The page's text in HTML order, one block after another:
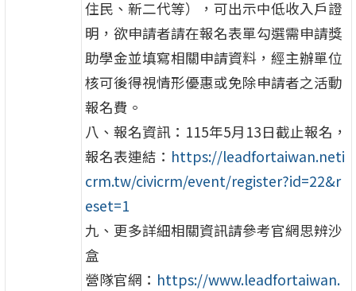
住民、新二代等），可出示中低收入戶證
明，欲申請者請在報名表單勾選需申請獎
助學金並填寫相關申請資料，經主辦單位
核可後得視情形優惠或免除申請者之活動
報名費。
八、報名資訊：115年5月13日截止報名，
報名表連結： https://leadfortaiwan.neti
crm.tw/civicrm/event/register?id=22&r
eset=1
九、更多詳細相關資訊請參考官網思辨沙
盒
營隊官網： https://www.leadfortaiwan.